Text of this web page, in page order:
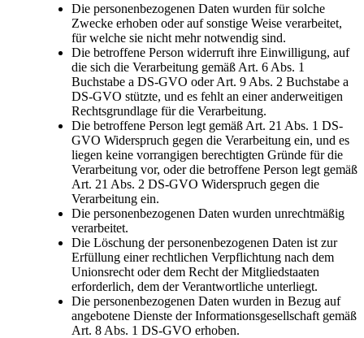
Die personenbezogenen Daten wurden für solche
Zwecke erhoben oder auf sonstige Weise verarbeitet,
für welche sie nicht mehr notwendig sind.
Die betroffene Person widerruft ihre Einwilligung, auf
die sich die Verarbeitung gemäß Art. 6 Abs. 1
Buchstabe a DS-GVO oder Art. 9 Abs. 2 Buchstabe a
DS-GVO stützte, und es fehlt an einer anderweitigen
Rechtsgrundlage für die Verarbeitung.
Die betroffene Person legt gemäß Art. 21 Abs. 1 DS-
GVO Widerspruch gegen die Verarbeitung ein, und es
liegen keine vorrangigen berechtigten Gründe für die
Verarbeitung vor, oder die betroffene Person legt gemäß
Art. 21 Abs. 2 DS-GVO Widerspruch gegen die
Verarbeitung ein.
Die personenbezogenen Daten wurden unrechtmäßig
verarbeitet.
Die Löschung der personenbezogenen Daten ist zur
Erfüllung einer rechtlichen Verpflichtung nach dem
Unionsrecht oder dem Recht der Mitgliedstaaten
erforderlich, dem der Verantwortliche unterliegt.
Die personenbezogenen Daten wurden in Bezug auf
angebotene Dienste der Informationsgesellschaft gemäß
Art. 8 Abs. 1 DS-GVO erhoben.